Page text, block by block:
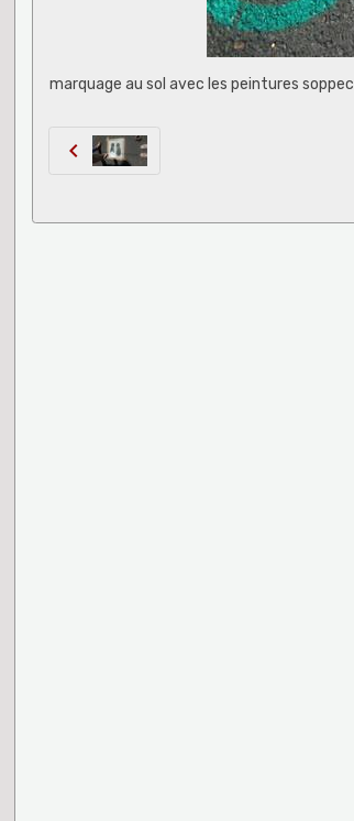
marquage au sol avec les peintures soppec